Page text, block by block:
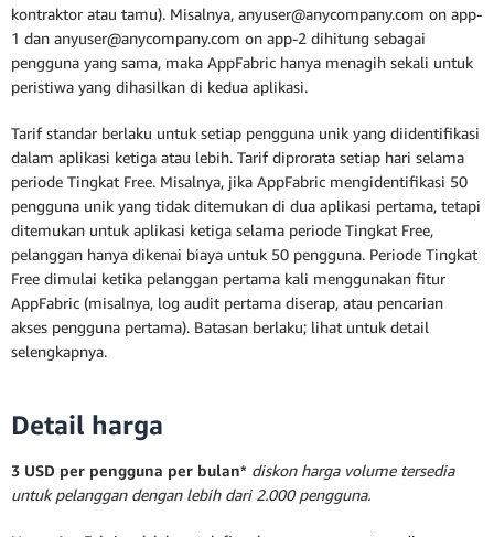
kontraktor atau tamu). Misalnya, anyuser@anycompany.com on app-
1 dan anyuser@anycompany.com on app-2 dihitung sebagai
pengguna yang sama, maka AppFabric hanya menagih sekali untuk
peristiwa yang dihasilkan di kedua aplikasi.
Tarif standar berlaku untuk setiap pengguna unik yang diidentifikasi
dalam aplikasi ketiga atau lebih. Tarif diprorata setiap hari selama
periode Tingkat Free. Misalnya, jika AppFabric mengidentifikasi 50
pengguna unik yang tidak ditemukan di dua aplikasi pertama, tetapi
ditemukan untuk aplikasi ketiga selama periode Tingkat Free,
pelanggan hanya dikenai biaya untuk 50 pengguna. Periode Tingkat
Free dimulai ketika pelanggan pertama kali menggunakan fitur
AppFabric (misalnya, log audit pertama diserap, atau pencarian
akses pengguna pertama). Batasan berlaku; lihat untuk detail
selengkapnya.
Detail harga
3 USD per pengguna per bulan* diskon harga volume tersedia
untuk pelanggan dengan lebih dari 2.000 pengguna.